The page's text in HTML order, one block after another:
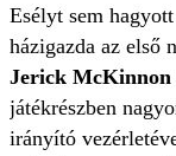
Esélyt sem
házigazda az első
Jerick McKinnon
játékrészben
irányító